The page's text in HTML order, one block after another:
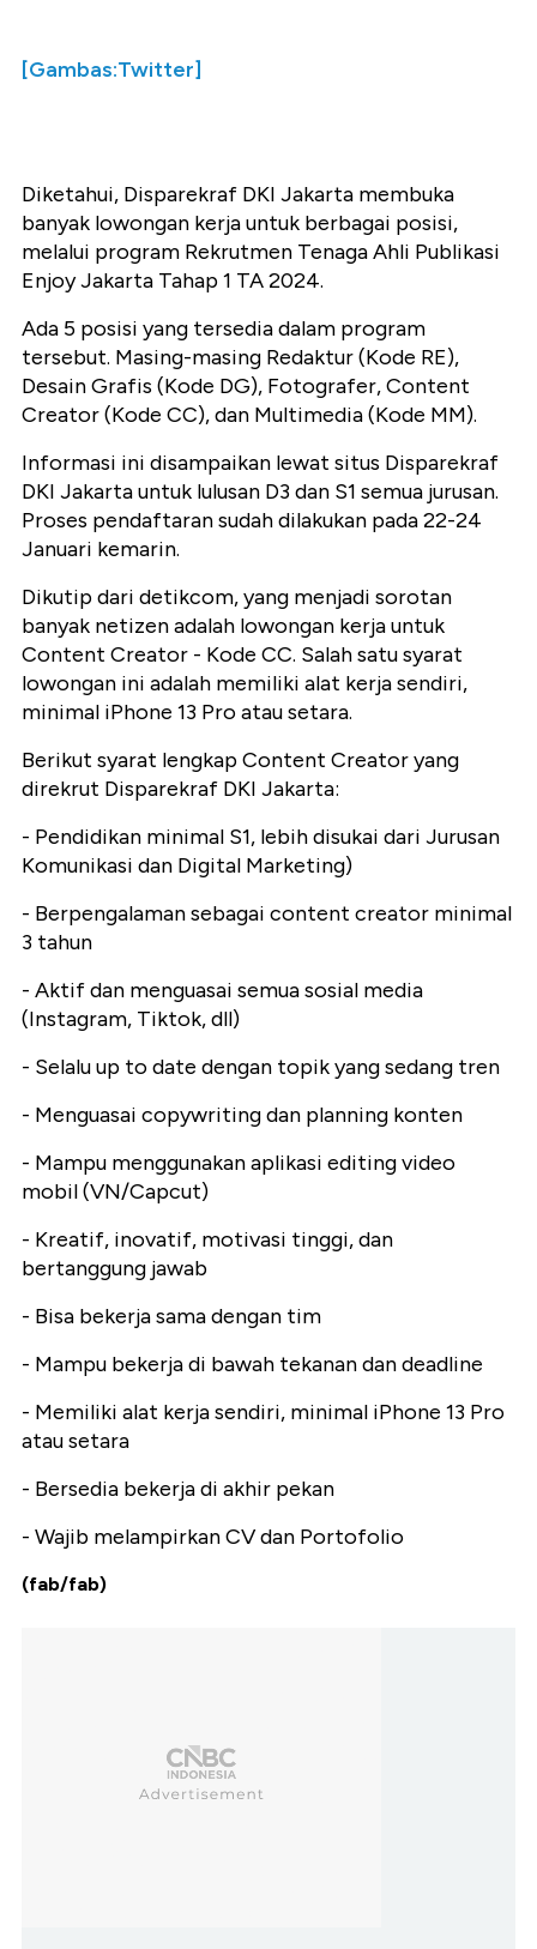
[Gambas:Twitter]
Diketahui, Disparekraf DKI Jakarta membuka
banyak lowongan kerja untuk berbagai posisi,
melalui program Rekrutmen Tenaga Ahli Publikasi
Enjoy Jakarta Tahap 1 TA 2024.
Ada 5 posisi yang tersedia dalam program
tersebut. Masing-masing Redaktur (Kode RE),
Desain Grafis (Kode DG), Fotografer, Content
Creator (Kode CC), dan Multimedia (Kode MM).
Informasi ini disampaikan lewat situs Disparekraf
DKI Jakarta untuk lulusan D3 dan S1 semua jurusan.
Proses pendaftaran sudah dilakukan pada 22-24
Januari kemarin.
Dikutip dari detikcom, yang menjadi sorotan
banyak netizen adalah lowongan kerja untuk
Content Creator - Kode CC. Salah satu syarat
lowongan ini adalah memiliki alat kerja sendiri,
minimal iPhone 13 Pro atau setara.
Berikut syarat lengkap Content Creator yang
direkrut Disparekraf DKI Jakarta:
- Pendidikan minimal S1, lebih disukai dari Jurusan
Komunikasi dan Digital Marketing)
- Berpengalaman sebagai content creator minimal
3 tahun
- Aktif dan menguasai semua sosial media
(Instagram, Tiktok, dll)
- Selalu up to date dengan topik yang sedang tren
- Menguasai copywriting dan planning konten
- Mampu menggunakan aplikasi editing video
mobil (VN/Capcut)
- Kreatif, inovatif, motivasi tinggi, dan
bertanggung jawab
- Bisa bekerja sama dengan tim
- Mampu bekerja di bawah tekanan dan deadline
- Memiliki alat kerja sendiri, minimal iPhone 13 Pro
atau setara
- Bersedia bekerja di akhir pekan
- Wajib melampirkan CV dan Portofolio
(fab/fab)